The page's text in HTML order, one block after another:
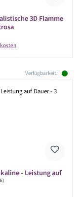
3D Flamme
Verfügbarkeit:
- Leistung auf